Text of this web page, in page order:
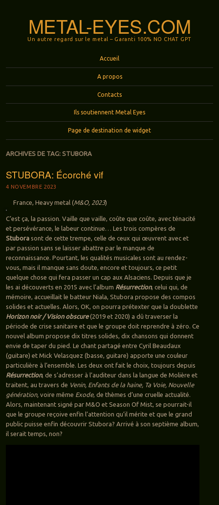
METAL-EYES.COM
Un autre regard sur le metal – Garanti 100% NO CHAT GPT
Accueil
A propos
Contacts
Ils soutiennent Metal Eyes
Page de destination de widget
ARCHIVES DE TAG: STUBORA
STUBORA: Écorché vif
4 NOVEMBRE 2023
France, Heavy metal (M&O, 2023)
C’est ça, la passion. Vaille que vaille, coûte que coûte, avec ténacité
et persévérance, le labeur continue… Les trois compères de
Stubora sont de cette trempe, celle de ceux qui œuvrent avec et
par passion sans se laisser abattre par le manque de
reconnaissance. Pourtant, les qualités musicales sont au rendez-
vous, mais il manque sans doute, encore et toujours, ce petit
quelque chose qui fera passer un cap aux Alsaciens. Depuis que je
les ai découverts en 2015 avec l’album Résurrection, celui qui, de
mémoire, accueillait le batteur Niala, Stubora propose des compos
solides et actuelles. Alors, OK, on pourra prétexter que la doublette
Horizon noir / Vision obscure(2019 et 2020) a dû traverser la
période de crise sanitaire et que le groupe doit reprendre à zéro. Ce
nouvel album propose dix titres solides, dix chansons qui donnent
envie de taper du pied. Le chant partagé entre Cyril Beaudaux
(guitare) et Mick Velasquez (basse, guitare) apporte une couleur
particulière à l’ensemble. Les deux ont fait le choix, toujours depuis
Résurrection, de s’adresser à l’auditeur dans la langue de Molière et
traitent, au travers de Venin, Enfants de la haine, Ta Voie, Nouvelle
génération, voire même Exode, de thèmes d’une cruelle actualité.
Alors, maintenant signé par M&O et Season Of Mist, se pourrait-il
que le groupe reçoive enfin l’attention qu’il mérite et que le grand
public puisse enfin découvrir Stubora? Arrivé à son septième album,
il serait temps, non?